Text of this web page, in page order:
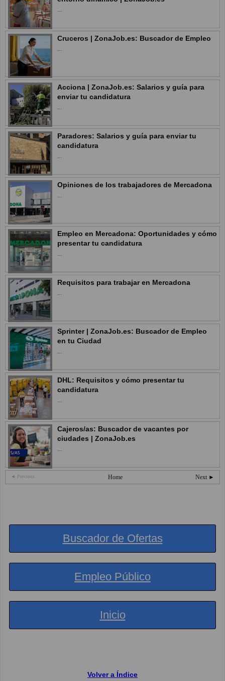
...
Cruceros | ZonaJob.es: Buscador de Empleo
...
Acciona | ZonaJob.es: Salarios y guía para
enviar tu candidatura
...
Paradores: Salarios y guía para enviar tu
candidatura
...
Opiniones de los trabajadores de Mercadona
...
Empleo en Mercadona: Oportunidades y cómo
presentar tu candidatura
...
Requisitos para trabajar en Mercadona
...
Sprinter | ZonaJob.es: Buscador de Empleo
en tu Ciudad
...
DHL: Requisitos y cómo presentar tu
candidatura
...
Cajeros/as: Buscador de vacantes por
ciudades | ZonaJob.es
...
◄ Previous Next ►
Home
Buscador de Ofertas
Empleo Público
Inicio
Volver a Índice